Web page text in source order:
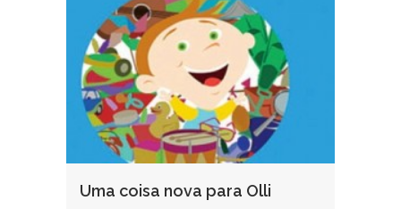
Uma coisa nova para Olli